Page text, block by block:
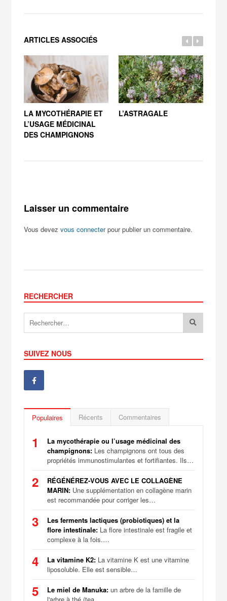
ARTICLES ASSOCIÉS
LA MYCOTHÉRAPIE ET
L’USAGE MÉDICINAL
DES CHAMPIGNONS
L’ASTRAGALE
Laisser un commentaire
Vous devezvous connecterpour publier un commentaire.
RECHERCHER
SUIVEZ NOUS
Populaires Récents Commentaires
1
La mycothérapie ou l’usage médicinal des
champignons: Les champignons ont tous des
propriétés immunostimulantes et fortifiantes. Ils…
2
RÉGÉNÉREZ-VOUS AVEC LE COLLAGÈNE
MARIN: Une supplémentation en collagène marin
est recommandée pour corriger les…
3
Les ferments lactiques (probiotiques) et la
flore intestinale: La flore intestinale est fragile et
complexe à la fois.…
4 La vitamine K2: La vitamine K est une vitamine
liposoluble. Elle est sensible…
5 Le miel de Manuka: un arbre de la famille de
l'arbre à thé (tea…